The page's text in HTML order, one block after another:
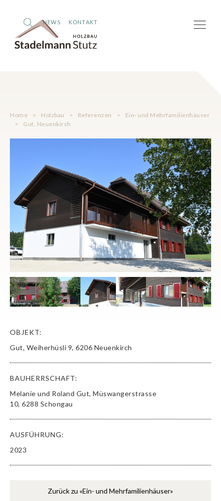
NEWS KONTAKT
Home > Holzbau > Referenzen >
Ein- und Mehrfamilienhäuser
>
Gut, Neuenkirch
OBJEKT:
Gut, Weiherhüsli 9, 6206 Neuenkirch
BAUHERRSCHAFT:
Melanie und Roland Gut, Müswangerstrasse
10, 6288 Schongau
AUSFÜHRUNG:
2023
Zurück zu «Ein- und Mehrfamilienhäuser»